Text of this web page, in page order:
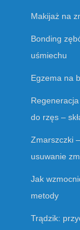
Makijaż na
Bonding
uśmiechu
Egzema na
do rzęs –
Zmarszczki
usuwanie
Jak
metody
Trądzik: